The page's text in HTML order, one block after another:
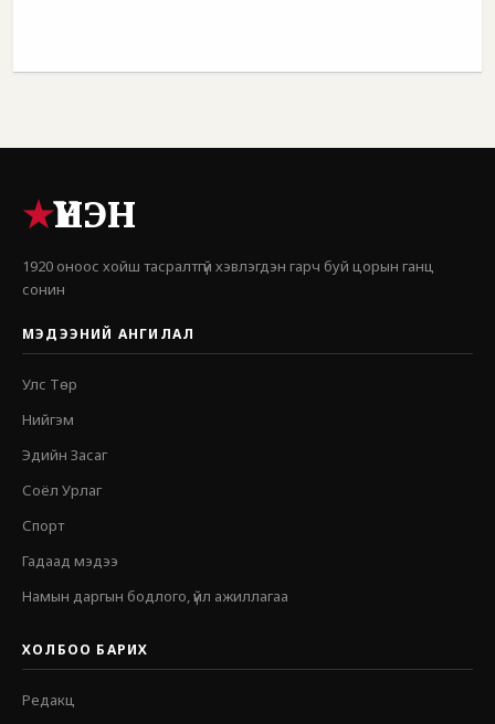
★ҮНЭН
1920 оноос хойш тасралтгүй хэвлэгдэн гарч буй цорын ганц
сонин
МЭДЭЭНИЙ АНГИЛАЛ
Улс Төр
Нийгэм
Эдийн Засаг
Соёл Урлаг
Спорт
Гадаад мэдээ
Намын даргын бодлого, үйл ажиллагаа
ХОЛБОО БАРИХ
Редакц